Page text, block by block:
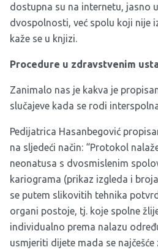
dostupna su na internetu, jasno
dvospolnosti, već spolu koji nije
kaže se u knjizi.
Procedure u zdravstvenim
Zanimalo nas je kakva je
slučajeve kada se rodi
Pedijatrica Hasanbegović
na sljedeći način: “Protokol
neonatusa s dvosmislenim
kariograma (prikaz izgleda i
se putem slikovitih tehnika
organi postoje, tj. koje spolne
individualno prema nalazu
usmjeriti dijete mada se